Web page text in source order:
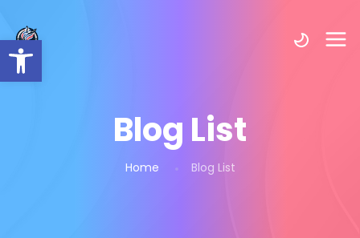
Открыть панель
Blog List
Home Blog List